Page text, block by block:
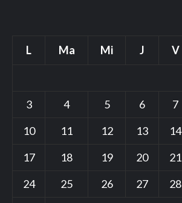
L Ma Mi J V
3
4 5 6 7
10
11 12 13 14
17
18 19 20 21
24
25 26 27 28